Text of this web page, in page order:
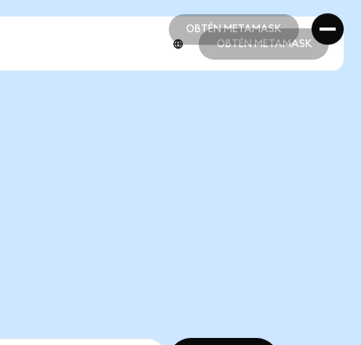
OBTÉN METAMASK
OBTÉN METAMASK
OBTÉN METAMASK